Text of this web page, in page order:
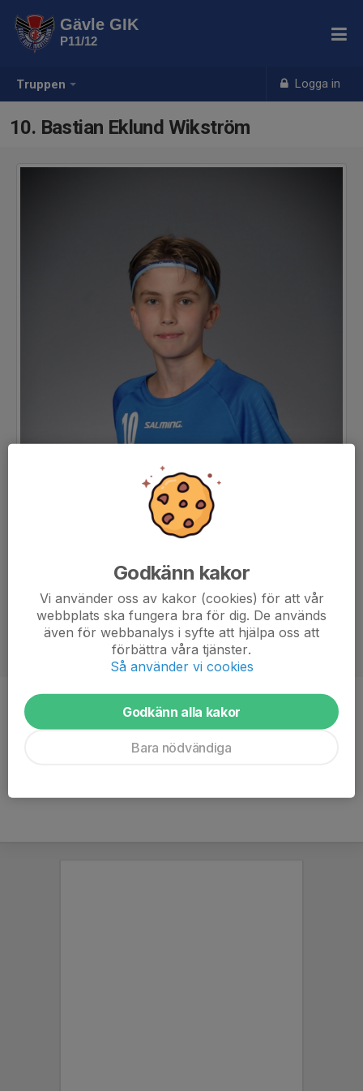
Truppen Logga in
Gävle GIK
P11/12
10. Bastian Eklund Wikström
Position
-
Ålder
13 år
Godkänn kakor
Vi använder oss av kakor (cookies) för att vår
webbplats ska fungera bra för dig. De används
även för webbanalys i syfte att hjälpa oss att
förbättra våra tjänster.
Så använder vi cookies
Godkänn alla kakor
Bara nödvändiga